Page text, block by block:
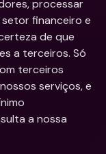
processar
financeiro e
de que
a terceiros. Só
terceiros
serviços, e
a nossa